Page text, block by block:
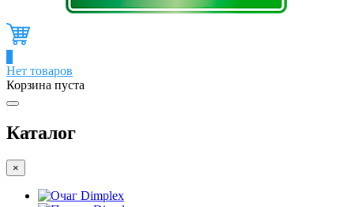
Нет товаров
Корзина пуста
Каталог
×
Очаг Dimplex